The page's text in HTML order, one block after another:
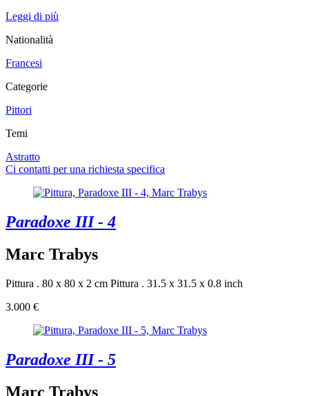
Leggi di più
Nationalità
Francesi
Categorie
Pittori
Temi
Astratto
Ci contatti per una richiesta specifica
Paradoxe III - 4
Marc Trabys
Pittura . 80 x 80 x 2 cm Pittura . 31.5 x 31.5 x 0.8 inch
3.000 €
Paradoxe III - 5
Marc Trabys